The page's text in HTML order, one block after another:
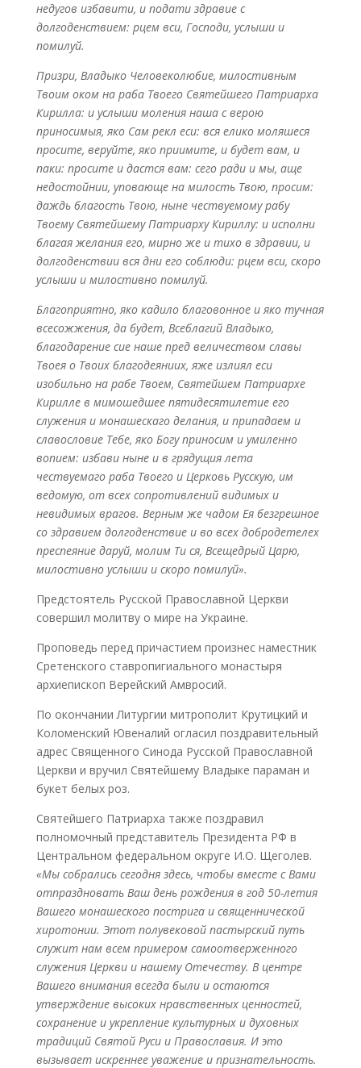
недугов избавити, и подати здравие с
долгоденствием: рцем вси, Господи, услыши и
помилуй.
Призри, Владыко Человеколюбие, милостивным
Твоим оком на раба Твоего Святейшего Патриарха
Кирилла: и услыши моления наша с верою
приносимыя, яко Сам рекл еси: вся елико моляшеся
просите, веруйте, яко приимите, и будет вам, и
паки: просите и дастся вам: сего ради и мы, аще
недостойнии, уповающе на милость Твою, просим:
даждь благость Твою, ныне чествуемому рабу
Твоему Святейшему Патриарху Кириллу: и исполни
благая желания его, мирно же и тихо в здравии, и
долгоденствии вся дни его соблюди: рцем вси, скоро
услыши и милостивно помилуй.
Благоприятно, яко кадило благовонное и яко тучная
всесожжения, да будет, Всеблагий Владыко,
благодарение сие наше пред величеством славы
Твоея о Твоих благодеяниих, яже излиял еси
изобильно на рабе Твоем, Святейшем Патриархе
Кирилле в мимошедшее пятидесятилетие его
служения и монашескаго делания, и припадаем и
славословие Тебе, яко Богу приносим и умиленно
вопием: избави ныне и в грядущия лета
чествуемаго раба Твоего и Церковь Русскую, им
ведомую, от всех сопротивлений видимых и
невидимых врагов. Верным же чадом Ея безгрешное
со здравием долгоденствие и во всех добродетелех
преспеяние даруй, молим Ти ся, Всещедрый Царю,
милостивно услыши и скоро помилуй».
Предстоятель Русской Православной Церкви
совершил молитву о мире на Украине.
Проповедь перед причастием произнес наместник
Сретенского ставропигиального монастыря
архиепископ Верейский Амвросий.
По окончании Литургии митрополит Крутицкий и
Коломенский Ювеналий огласил поздравительный
адрес Священного Синода Русской Православной
Церкви и вручил Святейшему Владыке параман и
букет белых роз.
Святейшего Патриарха также поздравил
полномочный представитель Президента РФ в
Центральном федеральном округе И.О. Щеголев.
«Мы собрались сегодня здесь, чтобы вместе с Вами
отпраздновать Ваш день рождения в год 50-летия
Вашего монашеского пострига и священнической
хиротонии. Этот полувековой пастырский путь
служит нам всем примером самоотверженного
служения Церкви и нашему Отечеству. В центре
Вашего внимания всегда были и остаются
утверждение высоких нравственных ценностей,
сохранение и укрепление культурных и духовных
традиций Святой Руси и Православия. И это
вызывает искреннее уважение и признательность.